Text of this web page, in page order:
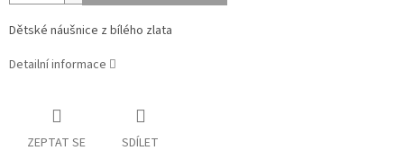
Dětské náušnice z bílého zlata
Detailní informace
ZEPTAT SE SDÍLET